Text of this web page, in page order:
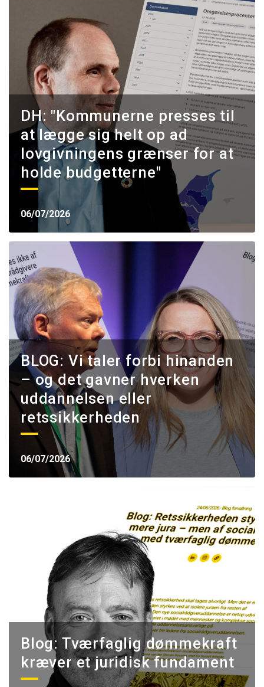
DH: "Kommunerne presses til
at lægge sig helt op ad
lovgivningens grænser for at
holde budgetterne"
06/07/2026
BLOG: Vi taler forbi hinanden
– og det gavner hverken
uddannelsen eller
retssikkerheden
06/07/2026
Blog: Tværfaglig dømmekraft
kræver et juridisk fundament